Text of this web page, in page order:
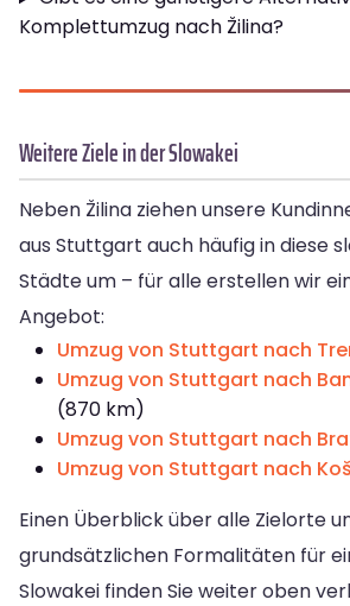
Komplettumzug nach Žilina?
Weitere Ziele in der Slowakei
Neben Žilina ziehen unsere
aus Stuttgart auch häufig in diese
Städte um – für alle erstellen wir
Angebot:
Umzug von Stuttgart nach
Umzug von Stuttgart nach
(870 km)
Umzug von Stuttgart nach
Umzug von Stuttgart nach
Einen Überblick über alle Zielorte
grundsätzlichen Formalitäten für
Slowakei finden Sie weiter oben